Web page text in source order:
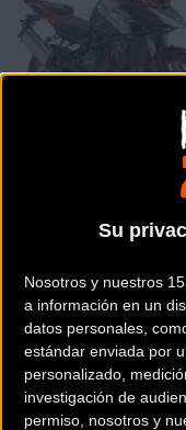
Su
Nosotros y nuestros
a información en un
datos personales,
estándar enviada por
personalizado,
investigación de
permiso, nosotros y
¿Qué está
Bicicletas
La descompensación
Que ninguna
verano